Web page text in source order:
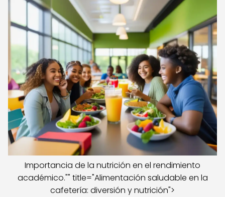
Importancia de la nutrición en el rendimiento
académico."" title="Alimentación saludable en la
cafetería: diversión y nutrición">